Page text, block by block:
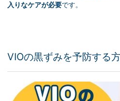
入りなケアが必要です。
VIOの黒ずみを予防する